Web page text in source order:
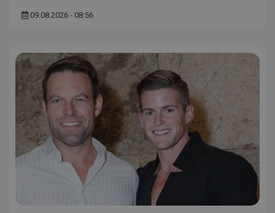
09.08.2026 - 08:56